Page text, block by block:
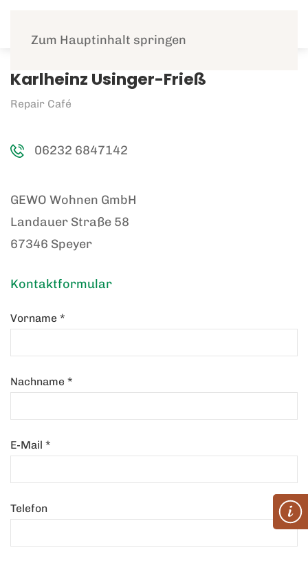
Zum Hauptinhalt springen
Karlheinz Usinger-Frieß
Repair Café
06232 6847142
GEWO Wohnen GmbH
Landauer Straße 58
67346 Speyer
Kontaktformular
Vorname *
Nachname *
E-Mail *
Telefon